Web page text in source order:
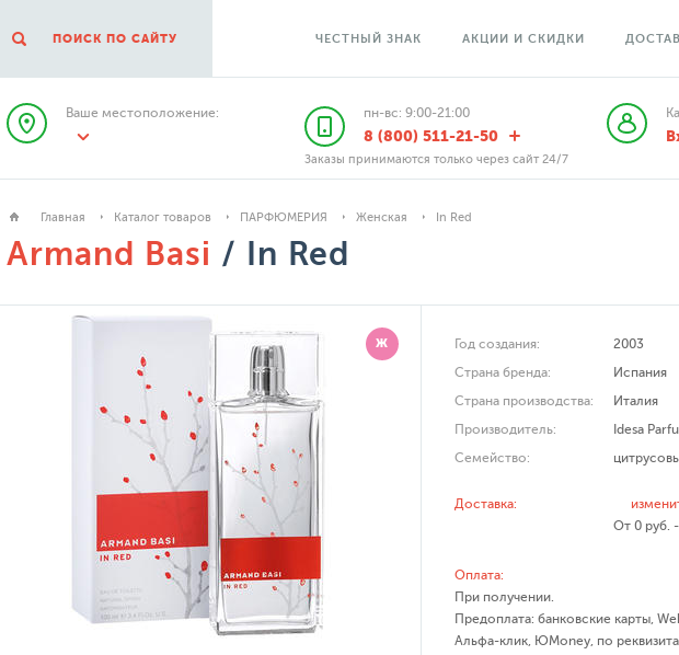
ПОИСК ПО САЙТУ ЧЕСТНЫЙ ЗНАК АКЦИИ И СКИДКИ
Ваше местоположение: пн-вс: 9:00-21:00
8 (800) 511-21-50
Заказы принимаются только через сайт 24/7
Главная Каталог товаров ПАРФЮМЕРИЯ Женская In Red
Armand Basi / In Red
Ж Год создания:
2003
Страна бренда:
Испания
Страна производства:
Италия
Производитель:
Idesa
Семейство:
Доставка:
От 0 руб.
Оплата:
При получении.
Предоплата: банковские карты,
Альфа-клик, ЮMoney, по